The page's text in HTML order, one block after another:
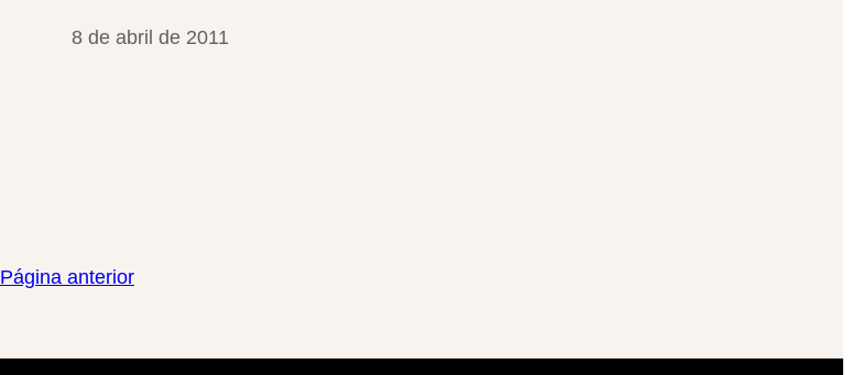
8 de abril de 2011
Página anterior